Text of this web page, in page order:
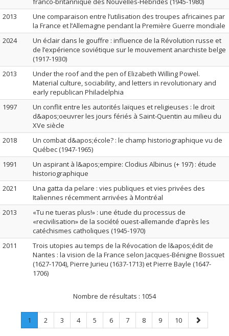
2013
Une comparaison entre l’utilisation des troupes africaines par
la France et l’Allemagne pendant la Première Guerre mondiale
2024
Un éclair dans le gouffre : influence de la Révolution russe et
de l’expérience soviétique sur le mouvement anarchiste belge
(1917-1930)
2013
Under the roof and the pen of Elizabeth Willing Powel.
Material culture, sociability, and letters in revolutionary and
early republican Philadelphia
1997
Un conflit entre les autorités laïques et religieuses : le droit
d&apos;oeuvrer les jours fériés à Saint-Quentin au milieu du
XVe siècle
2018
Un combat d&apos;école? : le champ historiographique vu de
Québec (1947-1965)
1991
Un aspirant à l&apos;empire: Clodius Albinus (+ 197) : étude
historiographique
2021
Una gatta da pelare : vies publiques et vies privées des
Italiennes récemment arrivées à Montréal
2013
«Tu ne tueras plus!» : une étude du processus de
«recivilisation» de la société ouest-allemande d’après les
catéchismes catholiques (1945-1970)
2011
Trois utopies au temps de la Révocation de l&apos;édit de
Nantes : la vision de la France selon Jacques-Bénigne Bossuet
(1627-1704), Pierre Jurieu (1637-1713) et Pierre Bayle (1647-
1706)
Nombre de résultats : 1054
Page
1
Page
Page
2 Page
3 Page
4 Page
5 Page
6 Page
7 Page
8 Page
9 Page
10
Page
suivante